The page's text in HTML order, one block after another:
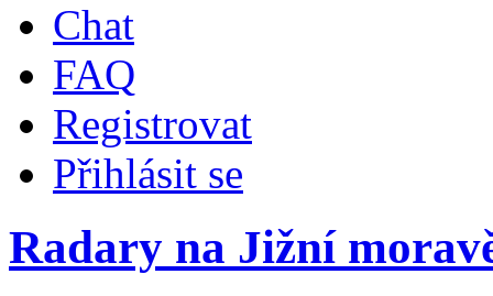
Chat
FAQ
Registrovat
Přihlásit se
Radary na Jižní